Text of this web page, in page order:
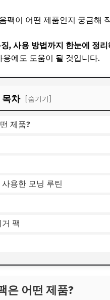
팩이 어떤 제품인지 궁금해
, 사용 방법까지 한눈에 정
에도 도움이 될 것입니다.
목차 [숨기기]
제품?
용한 모닝 루틴
팩
은 어떤 제품?